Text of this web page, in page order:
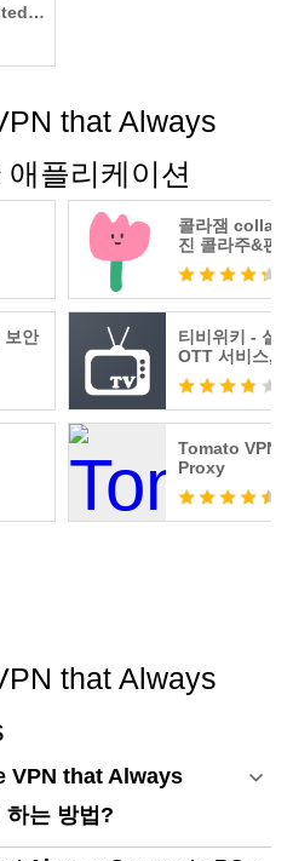
that Always
플리케이션
콜라잼
진 콜라주&편
릿
보안
티비위키 - 실
OTT 서비스,
표
Tomato VPN |
Proxy
that Always
VPN that Always
는 방법?